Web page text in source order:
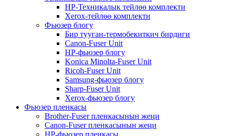
HP-Техникалык тейлөө комплекти
Xerox-тейлөө комплекти
Фьюзер блогу
Бир тууган-термобекиткич бирдиги
Canon-Fuser Unit
HP-фьюзер блогу
Konica Minolta-Fuser Unit
Ricoh-Fuser Unit
Samsung-фьюзер блогу
Sharp-Fuser Unit
Xerox-фьюзер блогу
Фьюзер пленкасы
Brother-Fuser пленкасынын жеңи
Canon-Fuser пленкасынын жеңи
HP-фьюзер пленкасы